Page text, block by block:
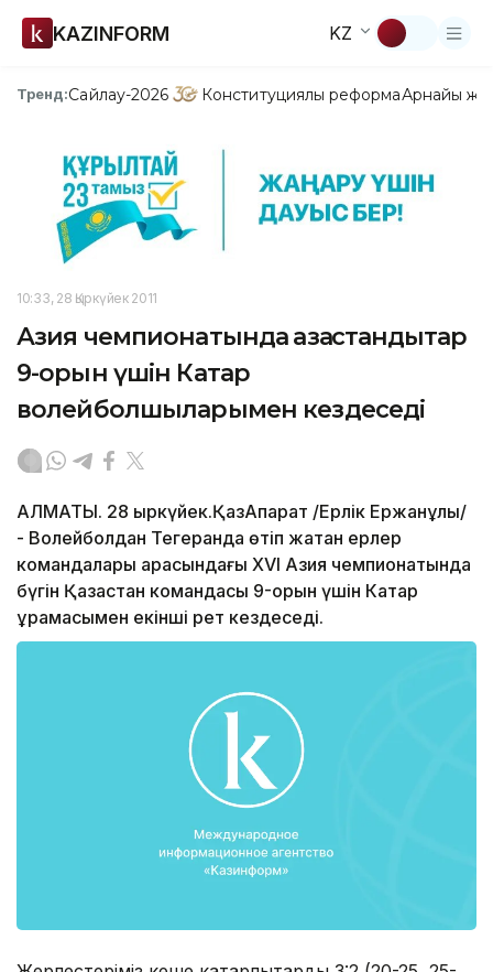
KAZINFORM KZ
Тренд:Сайлау-2026 Конституциялық реформаАрнайы
10:33, 28 Қыркүйек 2011
Азия чемпионатында қазақстандықтар
9-орын үшін Катар
волейболшыларымен кездеседі
АЛМАТЫ. 28 қыркүйек.ҚазАқпарат /Ерлік Ержанұлы/
- Волейболдан Тегеранда өтіп жатқан ерлер
командалары арасындағы XVI Азия чемпионатында
бүгін Қазақстан командасы 9-орын үшін Катар
құрамасымен екінші рет кездеседі.